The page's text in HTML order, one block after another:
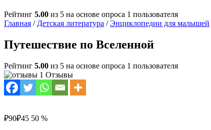
Рейтинг 5.00 из 5 на основе опроса 1 пользователя
Главная / Детская литература /Энциклопедии для малышей
Путешествие по Вселенной
Рейтинг 5.00 из 5 на основе опроса 1 пользователя
1 Отзывы
₽90₽45 50 %